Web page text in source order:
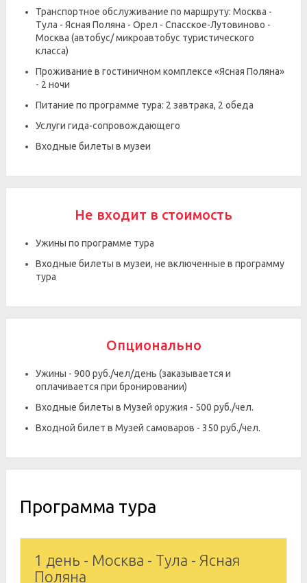
Транспортное обслуживание по маршруту: Москва -
Тула - Ясная Поляна - Орел - Спасское-Лутовиново -
Москва (автобус/ микроавтобус туристического
класса)
Проживание в гостиничном комплексе «Ясная Поляна»
- 2 ночи
Питание по программе тура: 2 завтрака, 2 обеда
Услуги гида-сопровождающего
Входные билеты в музеи
Не входит в стоимость
Ужины по программе тура
Входные билеты в музеи, не включенные в программу
тура
Опционально
Ужины - 900 руб./чел/день (заказывается и
оплачивается при бронировании)
Входные билеты в Музей оружия - 500 руб./чел.
Входной билет в Музей самоваров - 350 руб./чел.
Программа тура
1 день - Москва - Тула - Ясная
Поляна